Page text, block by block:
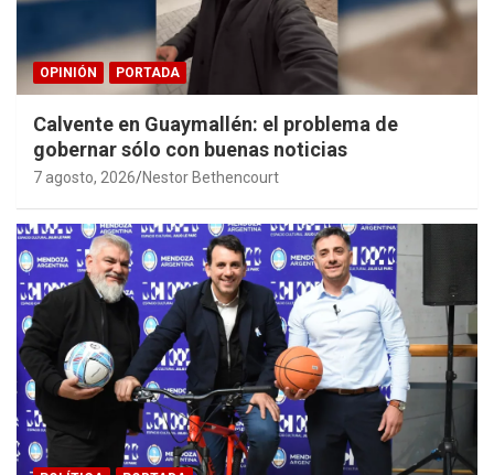
OPINIÓN PORTADA
Calvente en Guaymallén: el problema de
gobernar sólo con buenas noticias
7 agosto, 2026 Nestor Bethencourt